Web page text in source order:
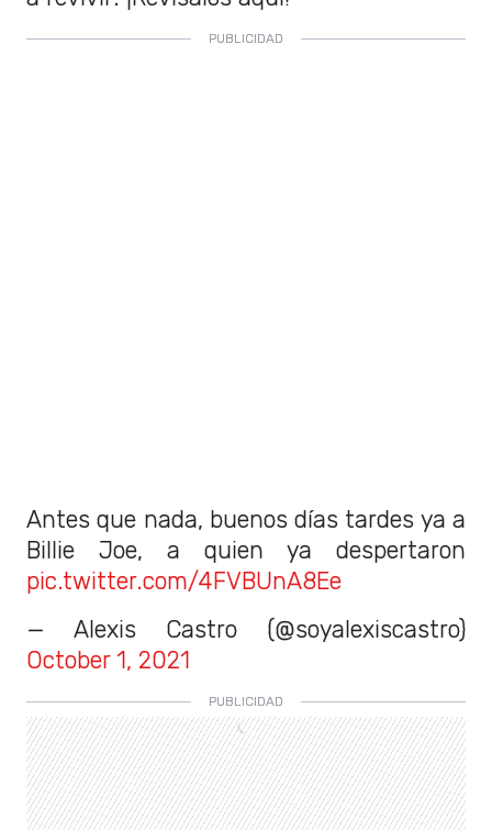
Antes que nada, buenos días tardes ya a
Billie Joe, a quien ya despertaron
pic.twitter.com/4FVBUnA8Ee
— Alexis Castro (@soyalexiscastro)
October 1, 2021